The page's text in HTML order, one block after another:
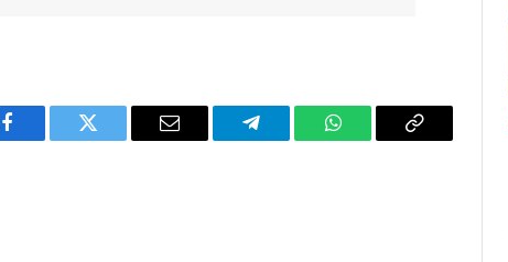
Facebook Twitter Email Telegram WhatsAppCopy